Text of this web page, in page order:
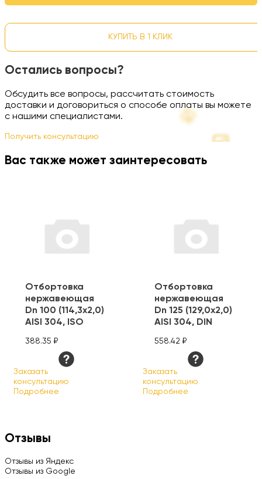
КУПИТЬ В 1 КЛИК
Остались вопросы?
Обсудить все вопросы, рассчитать стоимость
доставки и договориться о способе оплаты вы можете
с нашими специалистами.
Получить консультацию
Вас также может заинтересовать
Отбортовка
нержавеющая
Dn 100 (114,3х2,0)
AISI 304, ISO
388.35 ₽
Заказать
консультацию
Подробнее
Отбортовка
нержавеющая
Dn 125 (129,0х2,0)
AISI 304, DIN
558.42 ₽
Заказать
консультацию
Подробнее
Отзывы
Отзывы из Яндекс
Отзывы из Google